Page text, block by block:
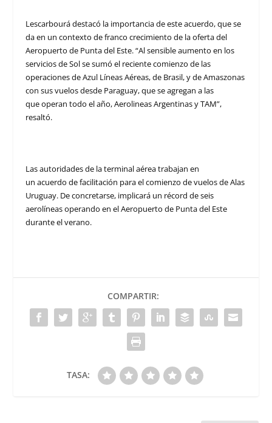
Lescarbourá destacó la importancia de este acuerdo, que se
da en un contexto de franco crecimiento de la oferta del
Aeropuerto de Punta del Este. “Al sensible aumento en los
servicios de Sol se sumó el reciente comienzo de las
operaciones de Azul Líneas Aéreas, de Brasil, y de Amaszonas
con sus vuelos desde Paraguay, que se agregan a las
que operan todo el año, Aerolineas Argentinas y TAM”,
resaltó.
Las autoridades de la terminal aérea trabajan en
un acuerdo de facilitación para el comienzo de vuelos de Alas
Uruguay. De concretarse, implicará un récord de seis
aerolíneas operando en el Aeropuerto de Punta del Este
durante el verano.
COMPARTIR:
TASA: